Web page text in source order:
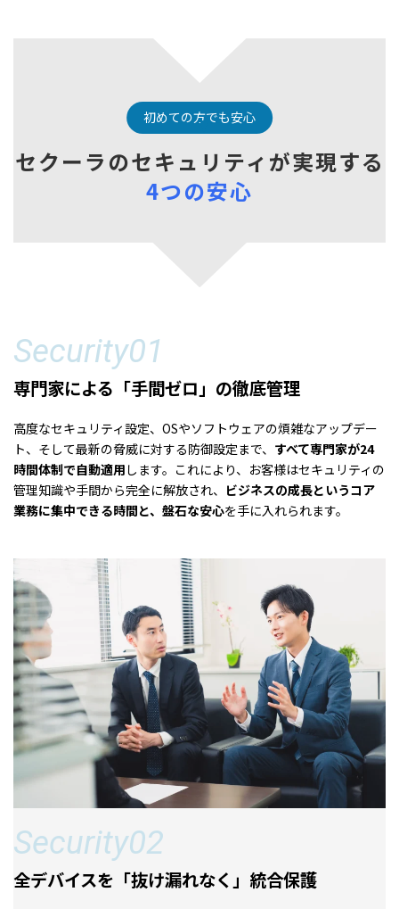
初めての方でも安心
セクーラのセキュリティ が実現する
4つの安心
Security01
専門家による「手間ゼロ」の徹底管理
高度なセキュリティ設定、OSやソフトウェアの煩雑なアップデー
ト、そして最新の脅威に対する防御設定まで、 すべて専門家が24
時間体制で自動適用 します。これにより、お客様はセキュリティの
管理知識や手間から完全に解放され、 ビジネスの成長というコア
業務に集中できる時間と、盤石な安心を手に入れられます。
Security02
全デバイスを「抜け漏れなく」統合保護